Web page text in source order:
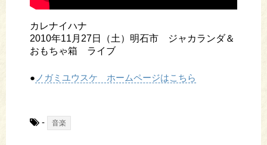
カレナイハナ
2010年11月27日（土）明石市 ジャカランダ＆
おもちゃ箱 ライブ
● ノガミユウスケ ホームページはこちら
- 音楽